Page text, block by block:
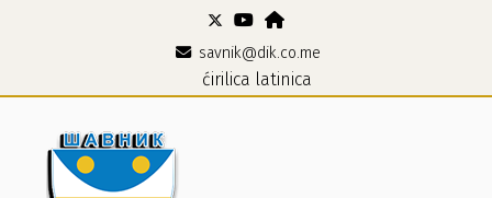
savnik@dik.co.me
ćirilica latinica